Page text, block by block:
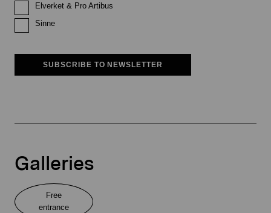
Elverket & Pro Artibus
Sinne
SUBSCRIBE TO NEWSLETTER
Galleries
Free
entrance